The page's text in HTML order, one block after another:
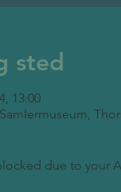
sted
13:00
due to your